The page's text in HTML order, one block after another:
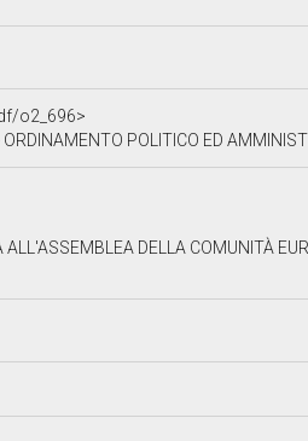
o2_696>
POLITICO ED AMMINISTRATIVO
DELLA COMUNITÀ